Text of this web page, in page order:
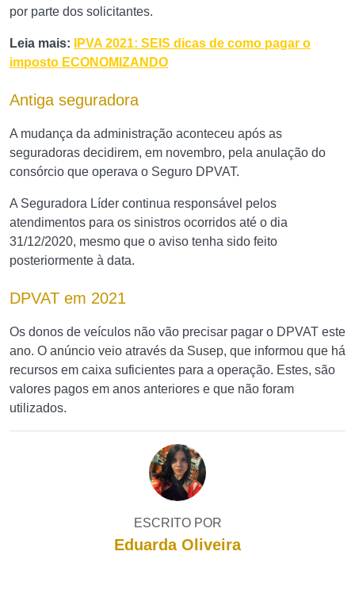
por parte dos solicitantes.
Leia mais:
IPVA 2021: SEIS dicas de como pagar o
imposto ECONOMIZANDO
Antiga seguradora
A mudança da administração aconteceu após as
seguradoras decidirem, em novembro, pela anulação do
consórcio que operava o Seguro DPVAT.
A Seguradora Líder continua responsável pelos
atendimentos para os sinistros ocorridos até o dia
31/12/2020, mesmo que o aviso tenha sido feito
posteriormente à data.
DPVAT em 2021
Os donos de veículos não vão precisar pagar o DPVAT este
ano. O anúncio veio através da Susep, que informou que há
recursos em caixa suficientes para a operação. Estes, são
valores pagos em anos anteriores e que não foram
utilizados.
ESCRITO POR
Eduarda Oliveira